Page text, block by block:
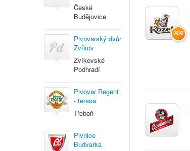
České
Budějovice
Pivovarský dvůr
Zvíkov
Zvíkovské
Podhradí
Pivovar Regent
- terasa
Třeboň
Pivnice
Budvarka
29 Kč